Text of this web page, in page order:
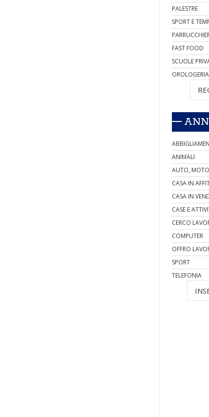
PALESTRE
SPORT E
FAST FOOD
SCUOLE
ANIMALI
AUTO, MOTO
CASA IN
CASA IN
CASE E
CERCO
COMPUTER
OFFRO
SPORT
TELEFONIA